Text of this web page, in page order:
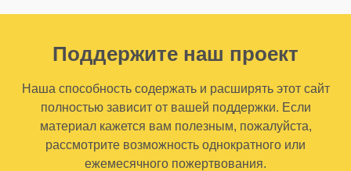
Поддержите наш проект
Наша способность содержать и расширять этот сайт
полностью зависит от вашей поддержки. Если
материал кажется вам полезным, пожалуйста,
рассмотрите возможность однократного или
ежемесячного пожертвования.